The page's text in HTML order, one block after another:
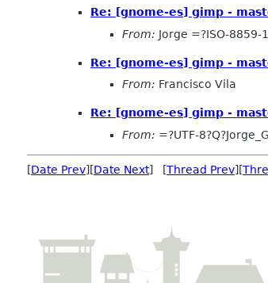
Re: [gnome-es] gimp -
From: Jorge =?ISO-8859-
Re: [gnome-es] gimp -
From: Francisco Vila
Re: [gnome-es] gimp -
From: =?UTF-
[Date Prev][Date Next] [Thread Prev][